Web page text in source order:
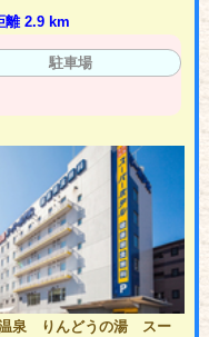
離 2.9 km
駐車場
泉 りんどうの湯 スー